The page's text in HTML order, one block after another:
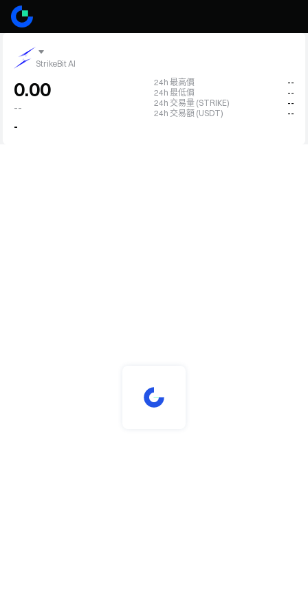
StrikeBit AI
0.00
--
-
24h 最高價
--
24h 最低價
--
24h 交易量 (STRIKE)
--
24h 交易額 (USDT)
--